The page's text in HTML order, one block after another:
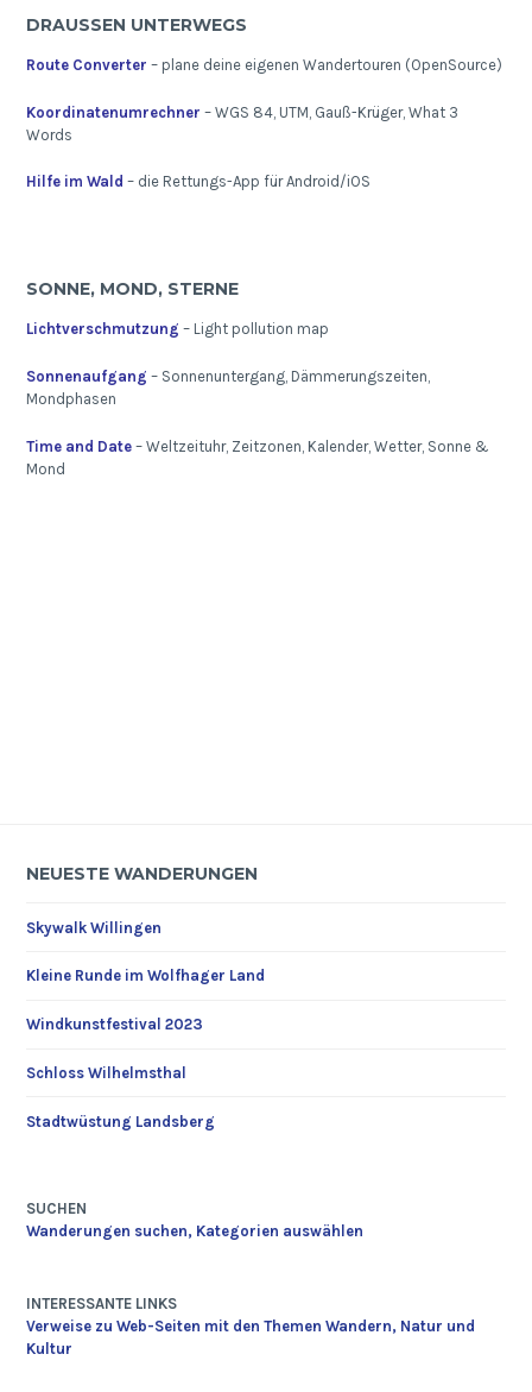
DRAUSSEN UNTERWEGS
Route Converter – plane deine eigenen Wandertouren (OpenSource)
Koordinatenumrechner – WGS 84, UTM, Gauß-Krüger, What 3
Words
Hilfe im Wald – die Rettungs-App für Android/iOS
SONNE, MOND, STERNE
Lichtverschmutzung – Light pollution map
Sonnenaufgang – Sonnenuntergang, Dämmerungszeiten,
Mondphasen
Time and Date – Weltzeituhr, Zeitzonen, Kalender, Wetter, Sonne &
Mond
NEUESTE WANDERUNGEN
Skywalk Willingen
Kleine Runde im Wolfhager Land
Windkunstfestival 2023
Schloss Wilhelmsthal
Stadtwüstung Landsberg
SUCHEN
Wanderungen suchen, Kategorien auswählen
INTERESSANTE LINKS
Verweise zu Web-Seiten mit den Themen Wandern, Natur und
Kultur